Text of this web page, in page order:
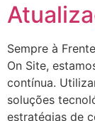
Sempre à
On Site,
contínua.
soluções
estratégias de